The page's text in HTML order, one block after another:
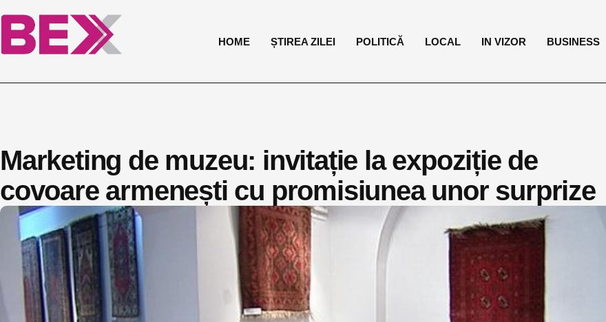
HOME ȘTIREA ZILEI POLITICĂ LOCAL IN VIZOR BUSINESS
Marketing de muzeu: invitație la expoziție de
covoare armenești cu promisiunea unor surprize